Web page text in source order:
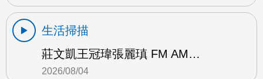
生活掃描
莊文凱王冠瑋張麗瑱 FM AM…
2026/08/04